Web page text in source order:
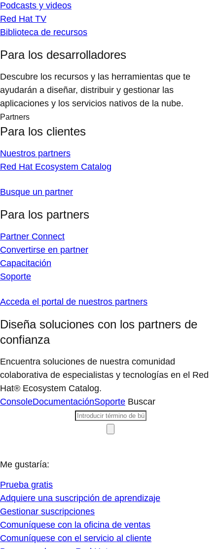
Podcasts y videos
Red Hat TV
Biblioteca de recursos
Para los desarrolladores
Descubre los recursos y las herramientas que te
ayudarán a diseñar, distribuir y gestionar las
aplicaciones y los servicios nativos de la nube.
Partners
Para los clientes
Nuestros partners
Red Hat Ecosystem Catalog
Busque un partner
Para los partners
Partner Connect
Convertirse en partner
Capacitación
Soporte
Acceda el portal de nuestros partners
Diseña soluciones con los partners de
confianza
Encuentra soluciones de nuestra comunidad
colaborativa de especialistas y tecnologías en el Red
Hat® Ecosystem Catalog.
ConsoleDocumentaciónSoporte Buscar
Me gustaría:
Prueba gratis
Adquiere una suscripción de aprendizaje
Gestionar suscripciones
Comuníquese con la oficina de ventas
Comuníquese con el servicio al cliente